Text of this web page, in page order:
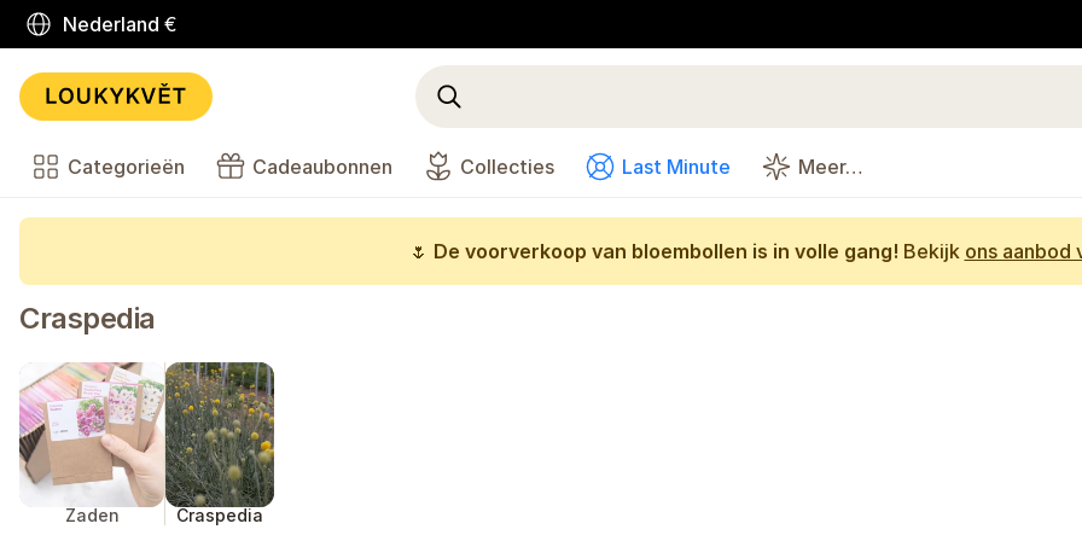
Nederland €
Categorieën Cadeaubonnen Collecties Last Minute Meer…
🌷 De voorverkoop van bloembollen is in volle gang! Bekijk ons aanbod
Craspedia
Zaden Craspedia